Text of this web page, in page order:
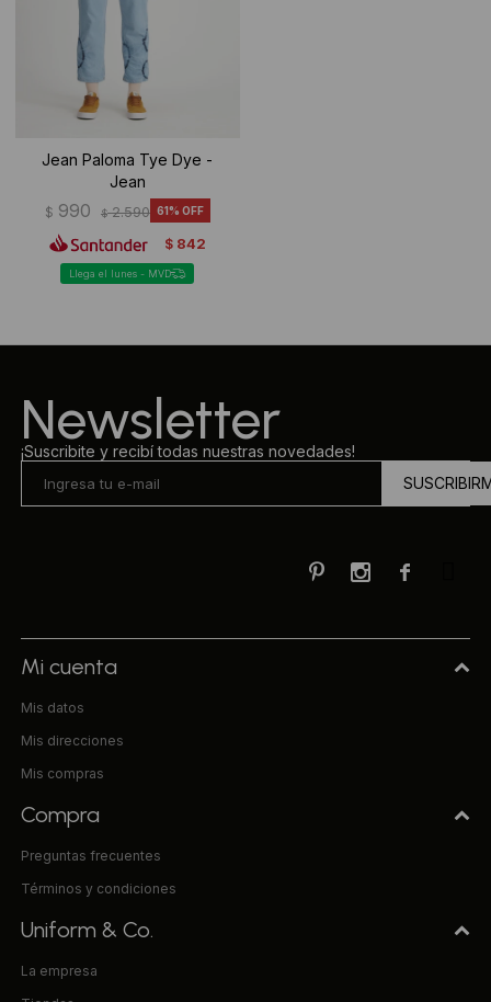
Jean Paloma Tye Dye -
Jean
$ 990 $ 2.590 61
$ 842
Llega el lunes - MVD
Newsletter
¡Suscribite y recibí todas nuestras novedades!

 
Mi cuenta
Mis datos
Mis direcciones
Mis compras
Compra
Preguntas frecuentes
Términos y condiciones
Uniform & Co.
La empresa